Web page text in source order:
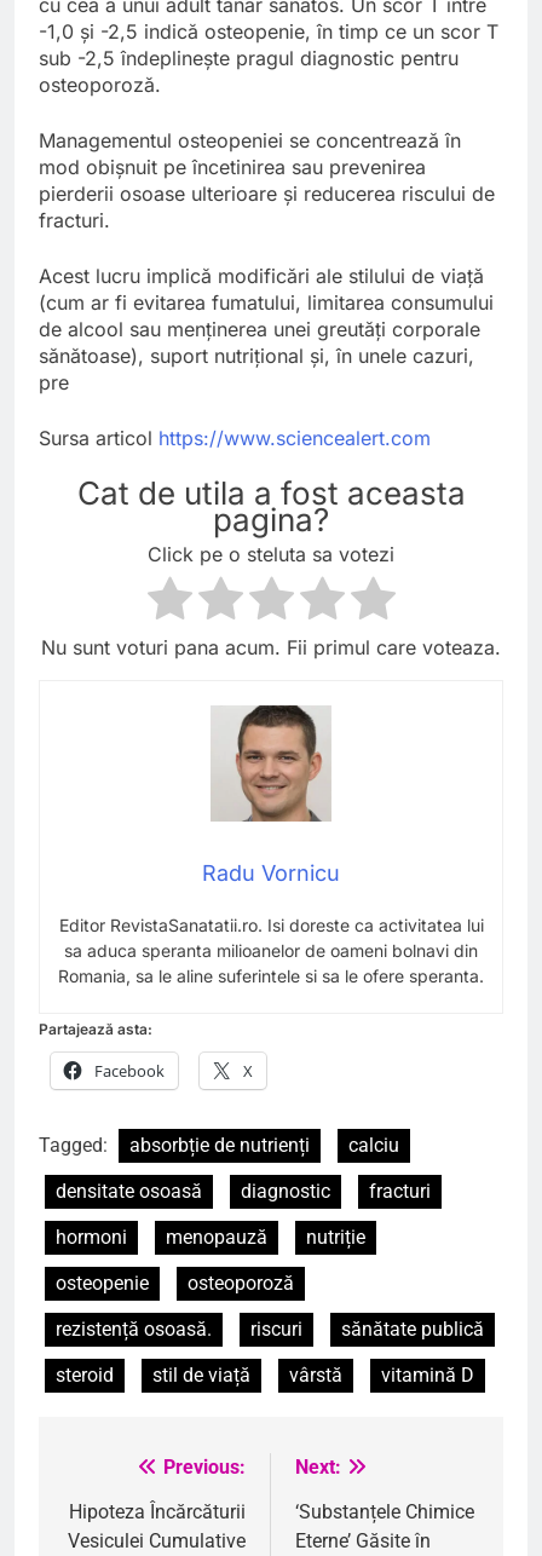
-1,0 și -2,5 indică osteopenie, în timp ce un scor T
sub -2,5 îndeplinește pragul diagnostic pentru
osteoporoză.
Managementul osteopeniei se concentrează în
mod obișnuit pe încetinirea sau prevenirea
pierderii osoase ulterioare și reducerea riscului de
fracturi.
Acest lucru implică modificări ale stilului de viață
(cum ar fi evitarea fumatului, limitarea consumului
de alcool sau menținerea unei greutăți corporale
sănătoase), suport nutrițional și, în unele cazuri,
pre
Sursa articol https://www.sciencealert.com
Cat de utila a fost aceasta
pagina?
Click pe o steluta sa votezi
Nu sunt voturi pana acum. Fii primul care voteaza.
Radu Vornicu
Editor RevistaSanatatii.ro. Isi doreste ca activitatea lui
sa aduca speranta milioanelor de oameni bolnavi din
Romania, sa le aline suferintele si sa le ofere speranta.
Partajează asta:
Facebook X
Tagged: absorbție de nutrienți
calciu
densitate osoasă
diagnostic
fracturi
hormoni
menopauză
nutriție
osteopenie
osteoporoză
rezistență osoasă.
riscuri
sănătate publică
steroid
stil de viață vârstă vitamină D
Navigare
în
Previous:
Hipoteza Încărcăturii
Vesiculei Cumulative
Next:
‘Substanțele Chimice
Eterne’ Găsite în